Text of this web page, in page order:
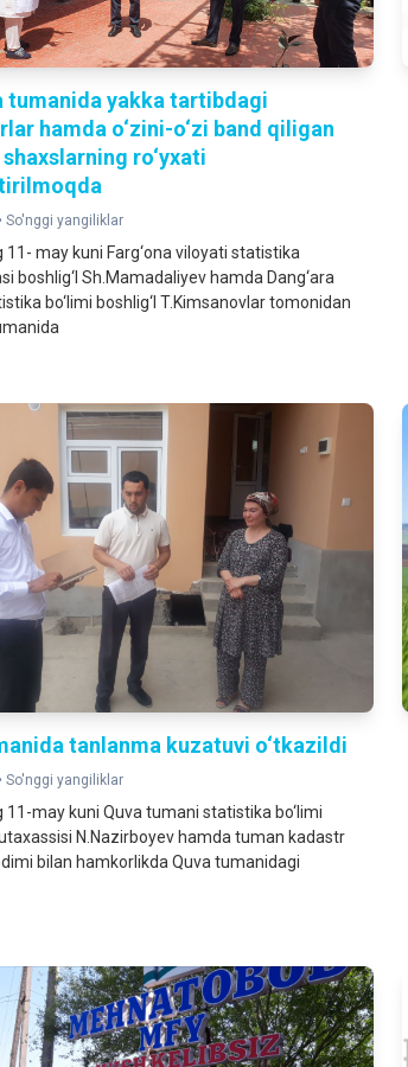
tumanida yakka tartibdagi
hamda o‘zini-o‘zi band qiligan
ro‘yxati
So'nggi yangiliklar
11- may kuni Farg‘ona viloyati statistika
boshlig‘I Sh.Mamadaliyev hamda Dang‘ara
bo‘limi boshlig‘I T.Kimsanovlar tomonidan
tanlanma kuzatuvi o‘tkazildi
So'nggi yangiliklar
11-may kuni Quva tumani statistika bo‘limi
N.Nazirboyev hamda tuman kadastr
bilan hamkorlikda Quva tumanidagi